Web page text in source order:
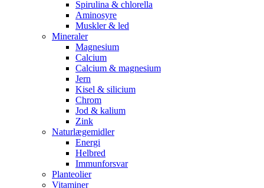
Spirulina & chlorella
Aminosyre
Muskler & led
Mineraler
Magnesium
Calcium
Calcium & magnesium
Jern
Kisel & silicium
Chrom
Jod & kalium
Zink
Naturlægemidler
Energi
Helbred
Immunforsvar
Planteolier
Vitaminer